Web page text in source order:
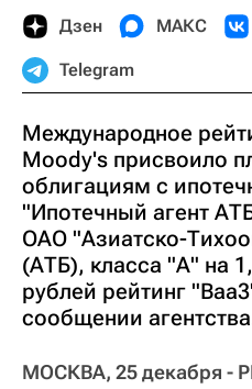
Дзен МАКС
Telegram
Международное
Moody's присвоило
облигациям с
"Ипотечный агент
ОАО "Азиатско-
(АТБ), класса "А" на
рублей рейтинг
сообщении
МОСКВА, 25 декабря -